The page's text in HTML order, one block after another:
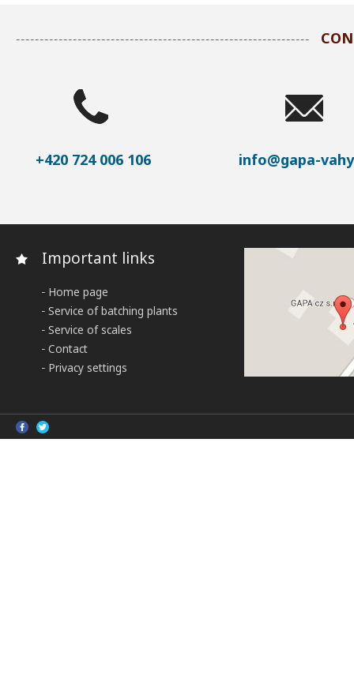
+420 724 006 106 info@gapa-
Important links
Home page
Service of batching plants
Service of scales
Contact
Privacy settings